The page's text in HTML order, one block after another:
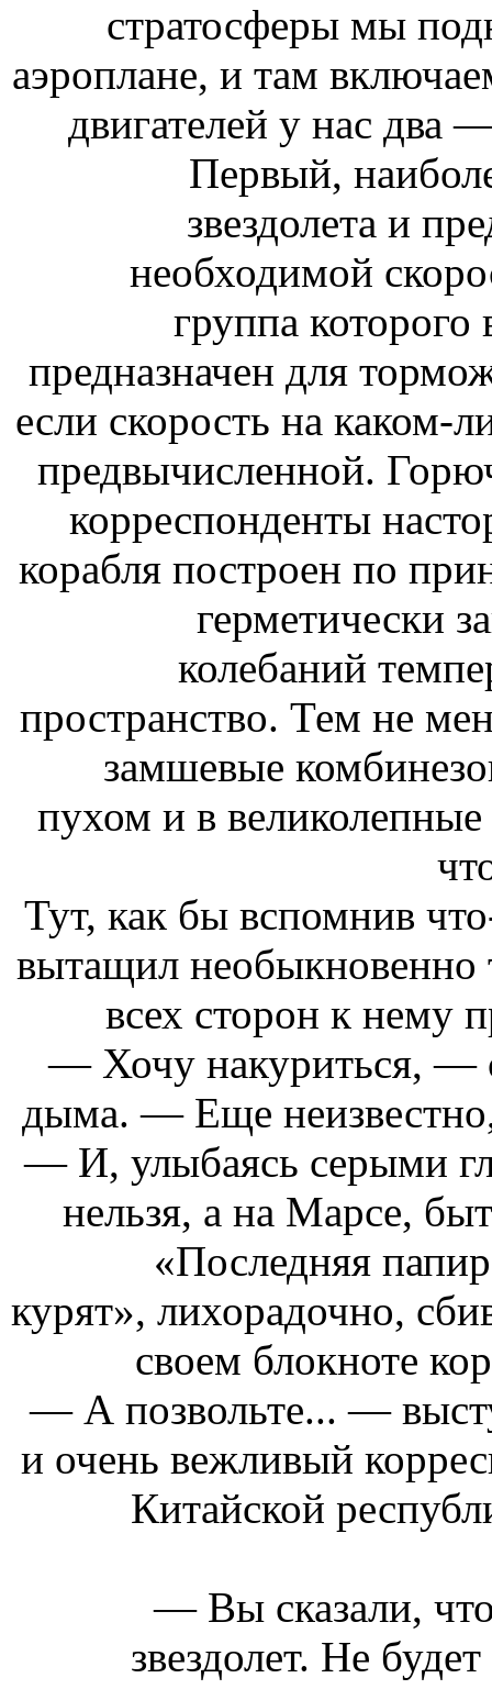
стратосферы мы
аэроплане, и там
двигателей у нас два
Первый,
звездолета и
необходимой
группа
предназначен для
если скорость на каком-
предвычисленной.
корреспонденты
корабля построен по
герметически
колебаний
пространство. Тем не
замшевые
пухом и в
Тут, как бы вспомнив
вытащил необыкновенно
всех сторон к нему
— Хочу накуриться, —
дыма. — Еще неизвестно,
— И, улыбаясь серыми
нельзя, а на Марсе,
«Последняя
курят», лихорадочно,
своем блокноте
— А позвольте... —
и очень вежливый
Китайской
— Вы сказали,
звездолет. Не